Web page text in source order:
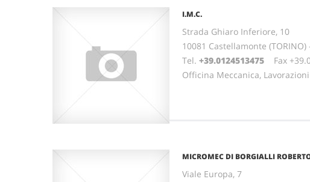
I.M.C.
Strada Ghiaro Inferiore, 10
10081 Castellamonte (TORINO)
Tel. +39.0124513475 Fax
Officina Meccanica,
MICROMEC DI BORGIALLI
Viale Europa, 7